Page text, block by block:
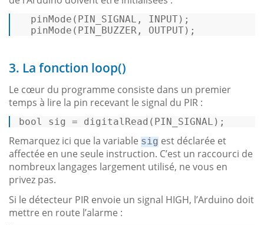
pinMode (PIN_SIGNAL, INPUT);
pinMode (PIN_BUZZER, OUTPUT);
3. La fonction loop()
Le cœur du programme consiste dans un premier
temps à lire la pin recevant le signal du PIR :
bool sig = digitalRead (PIN_SIGNAL);
Remarquez ici que la variable sig est déclarée et
affectée en une seule instruction. C’est un raccourci de
nombreux langages largement utilisé, ne vous en
privez pas.
Si le détecteur PIR envoie un signal HIGH, l’Arduino doit
mettre en route l’alarme :